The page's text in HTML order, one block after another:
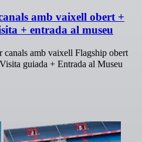
amb vaixell obert +
+ entrada al museu
canals amb vaixell Flagship obert
guiada + Entrada al Museu